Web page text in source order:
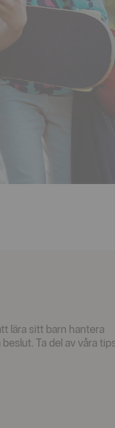
lära sitt barn hantera
Ta del av våra